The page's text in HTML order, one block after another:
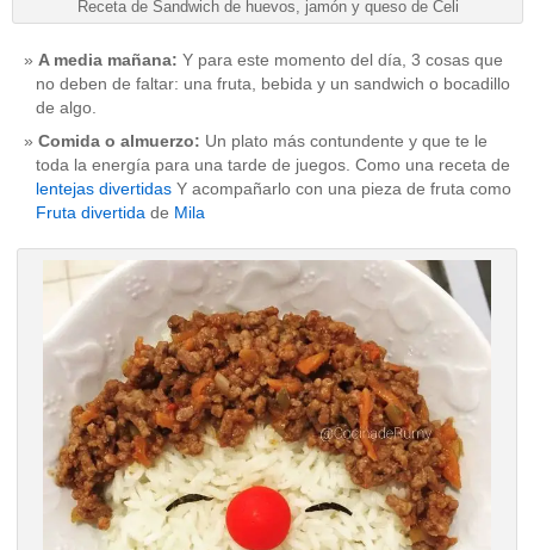
Receta de Sandwich de huevos, jamón y queso de Celi
A media mañana: Y para este momento del día, 3 cosas que
no deben de faltar: una fruta, bebida y un sandwich o bocadillo
de algo.
Comida o almuerzo: Un plato más contundente y que te le
toda la energía para una tarde de juegos. Como una receta de
lentejas divertidas Y acompañarlo con una pieza de fruta como
Fruta divertida de Mila